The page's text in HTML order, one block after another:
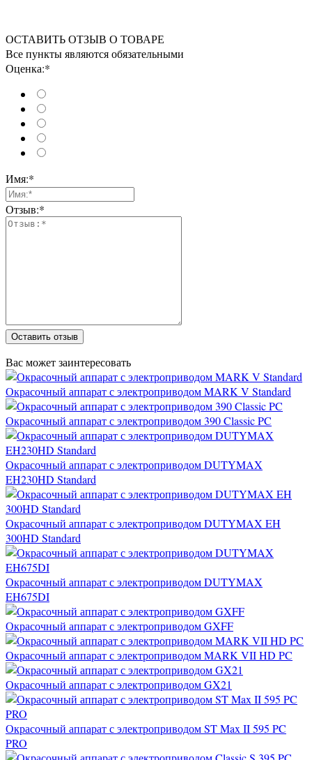
ОСТАВИТЬ ОТЗЫВ О ТОВАРЕ
Все пункты являются обязательными
Оценка:*
Имя:*
Отзыв:*
Оставить отзыв
Вас может заинтересовать
Окрасочный аппарат с электроприводом MARK V Standard
Окрасочный аппарат с электроприводом 390 Classic PC
Окрасочный аппарат с электроприводом DUTYMAX
EH230HD Standard
Окрасочный аппарат с электроприводом DUTYMAX EH
300HD Standard
Окрасочный аппарат с электроприводом DUTYMAX
EH675DI
Окрасочный аппарат с электроприводом GXFF
Окрасочный аппарат с электроприводом MARK VII HD PC
Окрасочный аппарат с электроприводом GX21
Окрасочный аппарат с электроприводом ST Max II 595 PC
PRO